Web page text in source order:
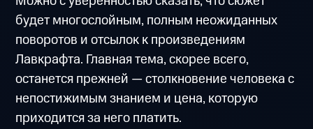
будет многослойным, полным неожиданных
поворотов и отсылок к произведениям
Лавкрафта. Главная тема, скорее всего,
останется прежней — столкновение человека с
непостижимым знанием и цена, которую
приходится за него платить.